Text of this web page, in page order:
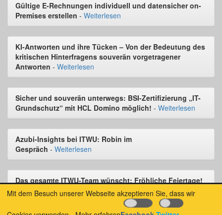
Mit dem Besuch unserer Webseite akzeptieren Sie, dass wir
Gültige E-Rechnungen individuell und datensicher on-
Premises erstellen - Weiterlesen
KI-Antworten und ihre Tücken – Von der Bedeutung des
kritischen Hinterfragens souverän vorgetragener
Antworten - Weiterlesen
Sicher und souverän unterwegs: BSI-Zertifizierung „IT-
Grundschutz“ mit HCL Domino möglich! - Weiterlesen
Azubi-Insights bei ITWU: Robin im
Gespräch - Weiterlesen
Das gesamte ITWU-Team wünscht: Fröhliche Feiertage!
⭐-Weiterlesen